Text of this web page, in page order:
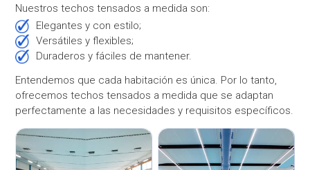
Nuestros techos tensados a medida son:
Elegantes y con estilo;
Versátiles y flexibles;
Duraderos y fáciles de mantener.
Entendemos que cada habitación es única. Por lo tanto,
ofrecemos techos tensados a medida que se adaptan
perfectamente a las necesidades y requisitos específicos.